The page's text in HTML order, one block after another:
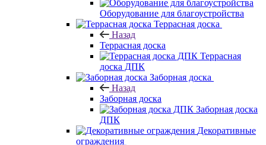
Оборудование для благоустройства
Террасная доска
Назад
Террасная доска
Террасная
доска ДПК
Заборная доска
Назад
Заборная доска
Заборная доска
ДПК
Декоративные
ограждения